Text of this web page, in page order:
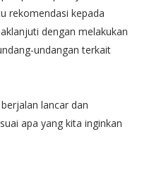
rekomendasi kepada
dengan melakukan
undangan terkait
lancar dan
apa yang kita inginkan